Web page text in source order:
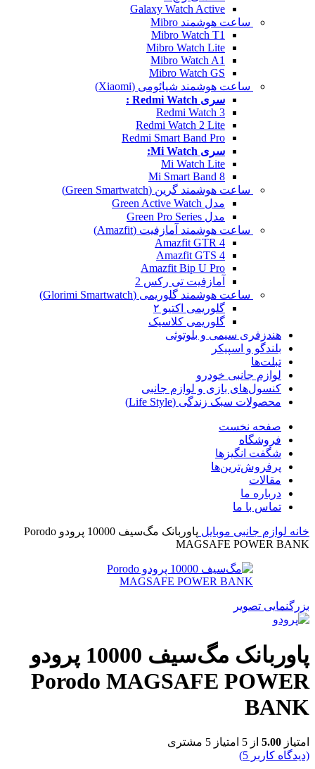
Galaxy Watch Active
ساعت هوشمند Mibro
Mibro Watch T1
Mibro Watch Lite
Mibro Watch A1
Mibro Watch GS
ساعت هوشمند شیائومی (Xiaomi)
سری Redmi Watch :
Redmi Watch 3
Redmi Watch 2 Lite
Redmi Smart Band Pro
سری Mi Watch:
Mi Watch Lite
Mi Smart Band 8
ساعت هوشمند گرین (Green Smartwatch)
مدل Green Active Watch
مدل Green Pro Series
ساعت هوشمند آمازفیت (Amazfit)
Amazfit GTR 4
Amazfit GTS 4
Amazfit Bip U Pro
آمازفیت تی رکس 2
ساعت هوشمند گلوریمی (Glorimi Smartwatch)
گلوریمی اکتیو ۲
گلوریمی کلاسیک
هندزفری سیمی و بلوتوثی
بلندگو و اسپیکر
تبلت‌ها
لوازم جانبی خودرو
کنسول‌های بازی و لوازم جانبی
محصولات سبک زندگی (Life Style)
صفحه نخست
فروشگاه
شگفت انگیزها
پرفروش‌ترین‌ها
مقالات
درباره ما
تماس با ما
خانه لوازم جانبی موبایل
پاوربانک مگ‌سیف 10000 پرودو Porodo
MAGSAFE POWER BANK
بزرگنمایی تصویر
پاوربانک مگ‌سیف 10000 پرودو
Porodo MAGSAFE POWER
BANK
امتیاز 5.00 از 5 امتیاز 5 مشتری
(دیدگاه کاربر 5
)